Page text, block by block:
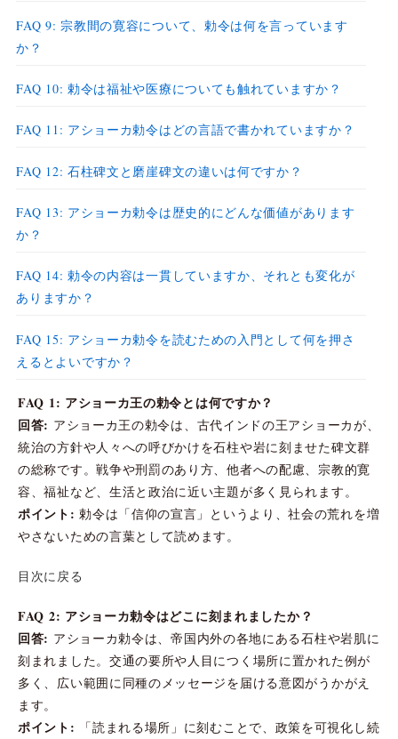
FAQ 9: 宗教間の寛容について、勅令は何を言っています
か？
FAQ 10: 勅令は福祉や医療についても触れていますか？
FAQ 11: アショーカ勅令はどの言語で書かれていますか？
FAQ 12: 石柱碑文と磨崖碑文の違いは何ですか？
FAQ 13: アショーカ勅令は歴史的にどんな価値があります
か？
FAQ 14: 勅令の内容は一貫していますか、それとも変化が
ありますか？
FAQ 15: アショーカ勅令を読むための入門として何を押さ
えるとよいですか？
FAQ 1: アショーカ王の勅令とは何ですか？
回答: アショーカ王の勅令は、古代インドの王アショーカが、
統治の方針や人々への呼びかけを石柱や岩に刻ませた碑文群
の総称です。戦争や刑罰のあり方、他者への配慮、宗教的寛
容、福祉など、生活と政治に近い主題が多く見られます。
ポイント: 勅令は「信仰の宣言」というより、社会の荒れを増
やさないための言葉として読めます。
目次に戻る
FAQ 2: アショーカ勅令はどこに刻まれましたか？
回答: アショーカ勅令は、帝国内外の各地にある石柱や岩肌に
刻まれました。交通の要所や人目につく場所に置かれた例が
多く、広い範囲に同種のメッセージを届ける意図がうかがえ
ます。
ポイント: 「読まれる場所」に刻むことで、政策を可視化し続